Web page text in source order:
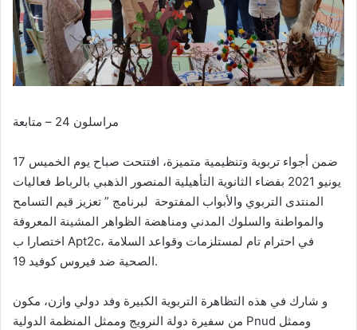
مراسلون 24 – متابعة
ضمن أجواء تربوية وتنظيمية متميزة، افتتحت صباح يوم الخميس 17
يونيو 2021 بفضاء الثانوية التأهيلية المنصور الذهبي بالرباط فعاليات
المنتدى التربوي والأبواب المفتوحة لبرنامج ” تعزيز قيم التسامح
والمواطنة والسلوك المدني ومناهضة الظواهر المشينة المعروفة
اختصارا ب Apt2c، في احترام تام لمستلزمات وقواعد السلامة
الصحية ضد فيروس كوفيد 19.
و شارك في هذه التظاهرة التربوية الكبيرة وفد دولي وازن، مكون
من سفيرة دولة النرويج وممثل المنظمة الدولية Pnud وممثل